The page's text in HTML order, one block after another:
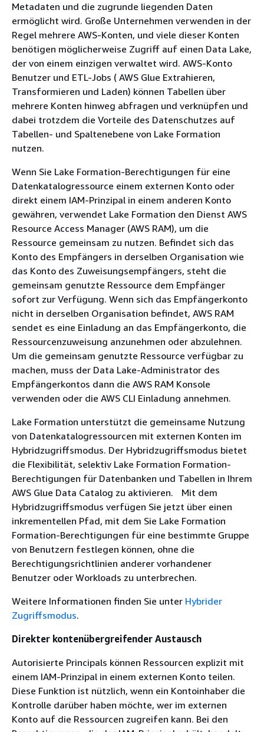
Metadaten und die zugrunde liegenden Daten
ermöglicht wird. Große Unternehmen verwenden in der
Regel mehrere AWS-Konten, und viele dieser Konten
benötigen möglicherweise Zugriff auf einen Data Lake,
der von einem einzigen verwaltet wird. AWS-Konto
Benutzer und ETL-Jobs ( AWS Glue Extrahieren,
Transformieren und Laden) können Tabellen über
mehrere Konten hinweg abfragen und verknüpfen und
dabei trotzdem die Vorteile des Datenschutzes auf
Tabellen- und Spaltenebene von Lake Formation
nutzen.
Wenn Sie Lake Formation-Berechtigungen für eine
Datenkatalogressource einem externen Konto oder
direkt einem IAM-Prinzipal in einem anderen Konto
gewähren, verwendet Lake Formation den Dienst AWS
Resource Access Manager (AWS RAM), um die
Ressource gemeinsam zu nutzen. Befindet sich das
Konto des Empfängers in derselben Organisation wie
das Konto des Zuweisungsempfängers, steht die
gemeinsam genutzte Ressource dem Empfänger
sofort zur Verfügung. Wenn sich das Empfängerkonto
nicht in derselben Organisation befindet, AWS RAM
sendet es eine Einladung an das Empfängerkonto, die
Ressourcenzuweisung anzunehmen oder abzulehnen.
Um die gemeinsam genutzte Ressource verfügbar zu
machen, muss der Data Lake-Administrator des
Empfängerkontos dann die AWS RAM Konsole
verwenden oder die AWS CLI Einladung annehmen.
Lake Formation unterstützt die gemeinsame Nutzung
von Datenkatalogressourcen mit externen Konten im
Hybridzugriffsmodus. Der Hybridzugriffsmodus bietet
die Flexibilität, selektiv Lake Formation Formation-
Berechtigungen für Datenbanken und Tabellen in Ihrem
AWS Glue Data Catalog zu aktivieren. Mit dem
Hybridzugriffsmodus verfügen Sie jetzt über einen
inkrementellen Pfad, mit dem Sie Lake Formation
Formation-Berechtigungen für eine bestimmte Gruppe
von Benutzern festlegen können, ohne die
Berechtigungsrichtlinien anderer vorhandener
Benutzer oder Workloads zu unterbrechen.
Weitere Informationen finden Sie unter Hybrider
Zugriffsmodus.
Direkter kontenübergreifender Austausch
Autorisierte Principals können Ressourcen explizit mit
einem IAM-Prinzipal in einem externen Konto teilen.
Diese Funktion ist nützlich, wenn ein Kontoinhaber die
Kontrolle darüber haben möchte, wer im externen
Konto auf die Ressourcen zugreifen kann. Bei den